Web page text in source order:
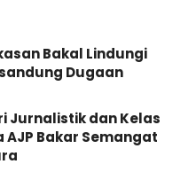
Bakal Lindungi
Dugaan
Jurnalistik dan Kelas
AJP Bakar Semangat